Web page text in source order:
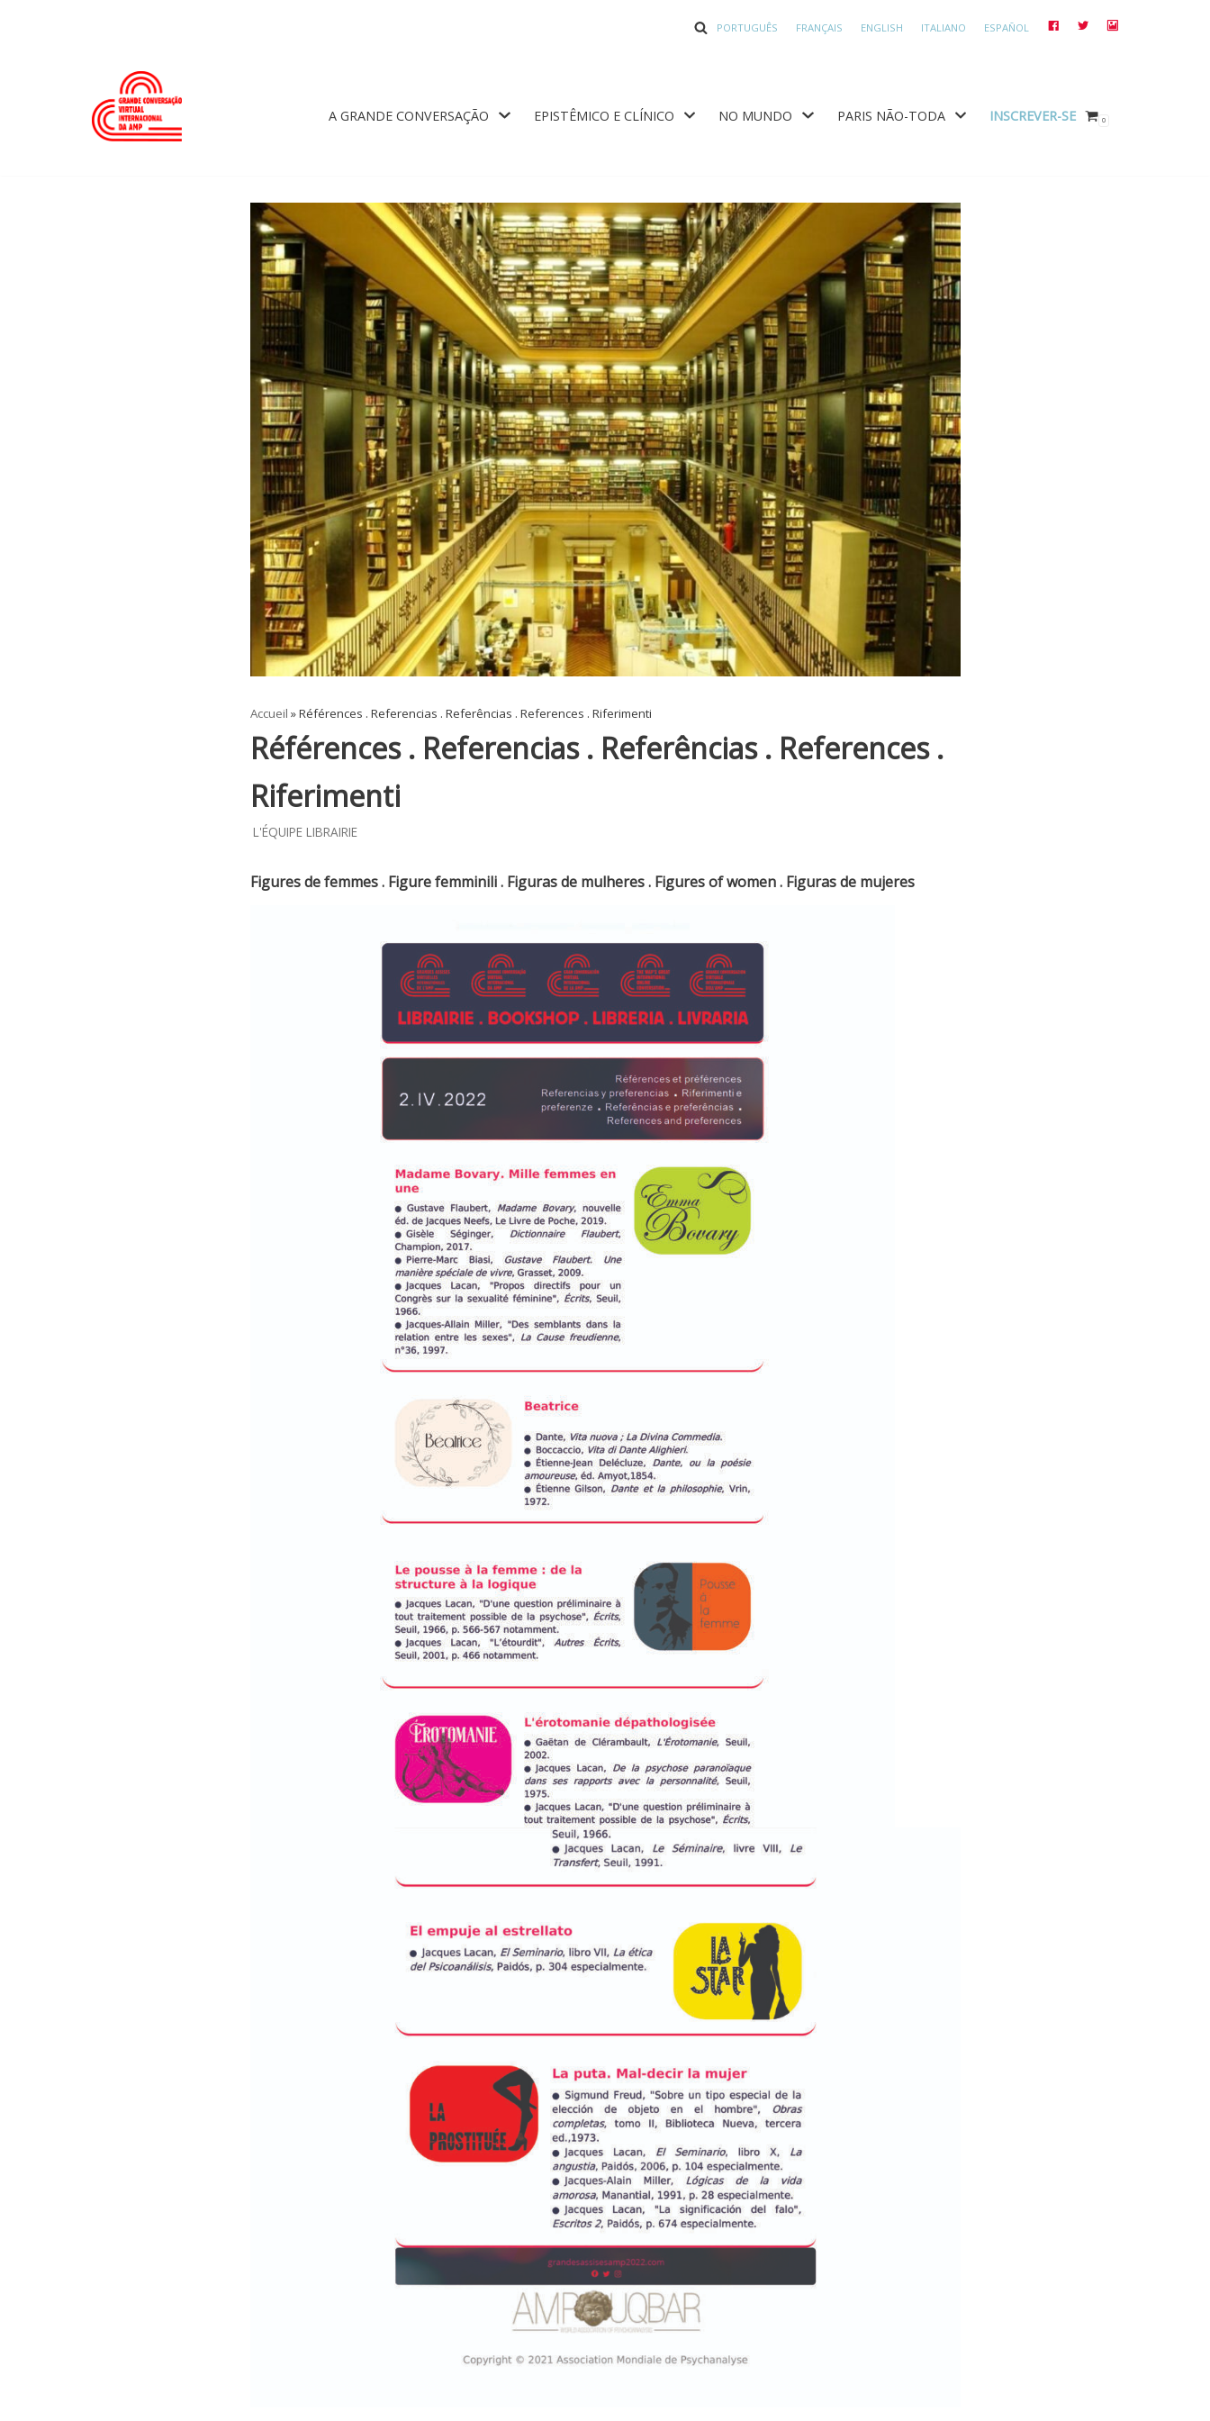
PORTUGUÊS FRANÇAIS ENGLISH ITALIANO ESPAÑOL FACEBOOKTWITTERINSTAGRAM
A GRANDE CONVERSAÇÃO EPISTÊMICO E CLÍNICO NO MUNDO PARIS NÃO-TODA INSCREVER-SE 0
Accueil »Références . Referencias . Referências . References . Riferimenti
Références . Referencias . Referências . References .
Riferimenti
L'ÉQUIPE LIBRAIRIE
Figures de femmes . Figure femminili . Figuras de mulheres . Figures of women . Figuras de mujeres